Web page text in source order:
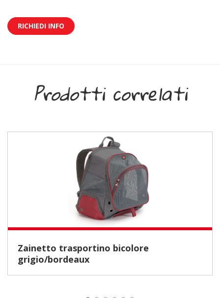
RICHIEDI INFO
Prodotti correlati
Zainetto trasportino bicolore
grigio/bordeaux